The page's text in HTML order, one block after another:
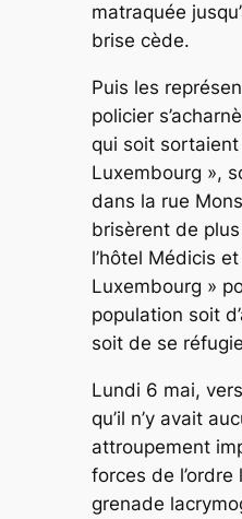
matraquée
brise cède.
Puis les
policier
qui soit
Luxembourg »,
dans la rue
brisèrent de
l’hôtel Médicis
Luxembourg »
population soit
soit de se
Lundi 6 mai,
qu’il n’y avait
attroupement
forces de l’ordre
grenade